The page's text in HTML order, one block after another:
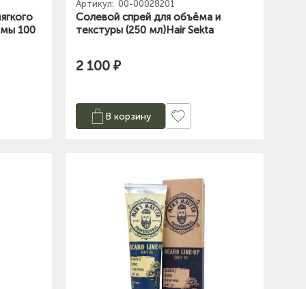
100
Артикул: 00-00028201
Cолевой спрей для объёма и
текстуры (250 мл)Hair Sekta
2 100 ₽
В корзину